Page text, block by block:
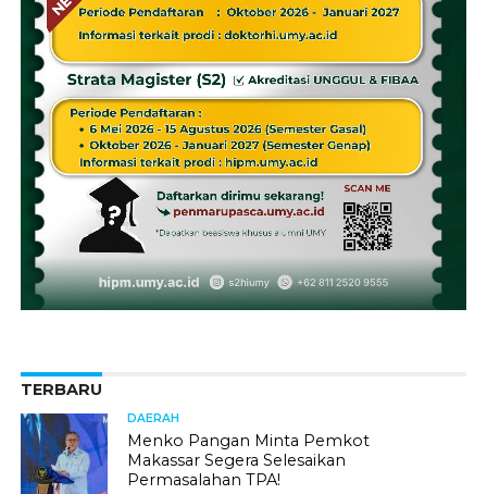
TERBARU
DAERAH
Menko Pangan Minta Pemkot
Makassar Segera Selesaikan
Permasalahan TPA!